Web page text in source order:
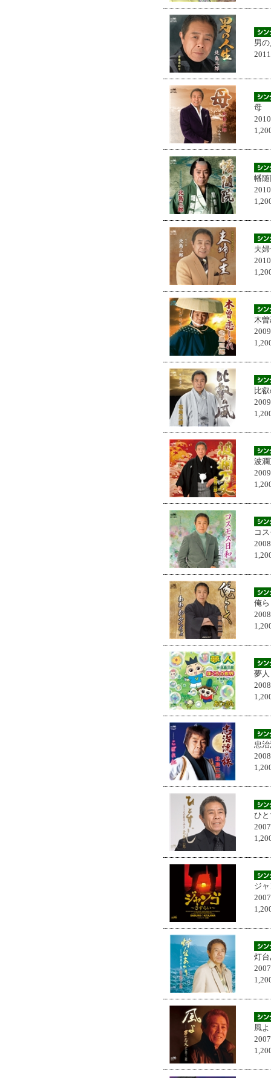
男
母
幡
夫
木
比
波
コ
俺
夢人
忠
ひ
ジ
灯
風よ